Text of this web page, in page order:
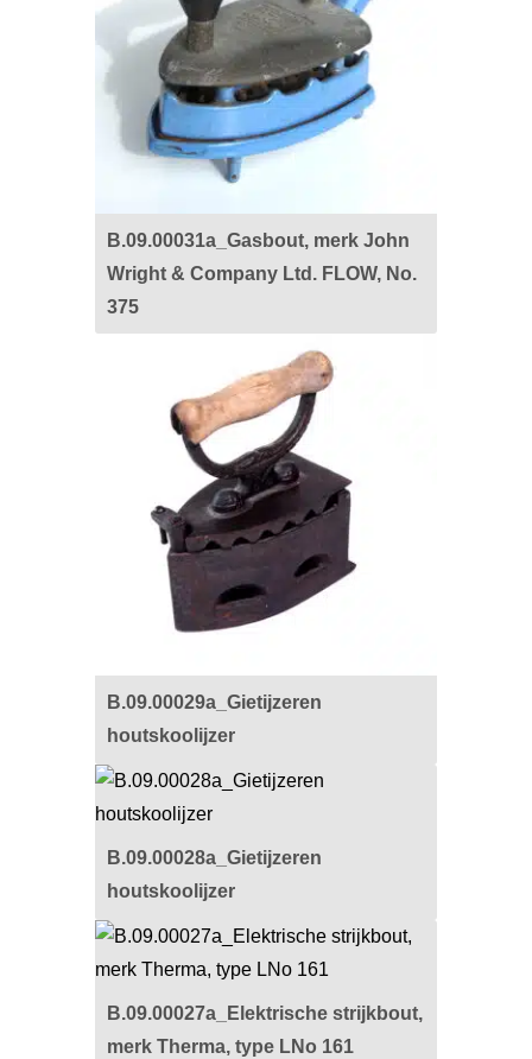
B.09.00031a_Gasbout, merk John
Wright & Company Ltd. FLOW, No.
375
B.09.00029a_Gietijzeren
houtskoolijzer
B.09.00028a_Gietijzeren
houtskoolijzer
B.09.00027a_Elektrische strijkbout,
merk Therma, type LNo 161